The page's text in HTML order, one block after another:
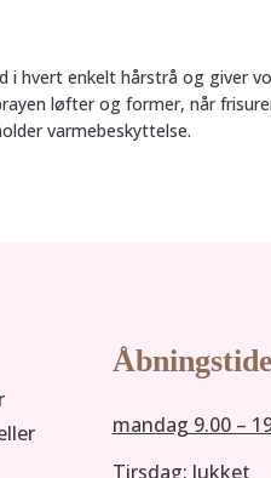
i hvert enkelt hårstrå og giver
løfter og former, når
varmebeskyttelse.
mandag 9.00 –
Tirsdag: lukket